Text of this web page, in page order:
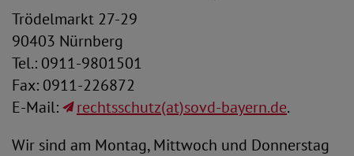
Trödelmarkt 27-29
90403 Nürnberg
Tel.: 0911-9801501
Fax: 0911-226872
E-Mail:
rechtsschutz(at)sovd-bayern.de.
Wir sind am Montag, Mittwoch und Donnerstag